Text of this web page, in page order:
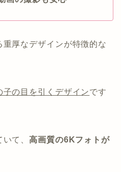
厚なデザインが特徴的な
の目を引くデザインです
いて、高画質の6Kフォトが